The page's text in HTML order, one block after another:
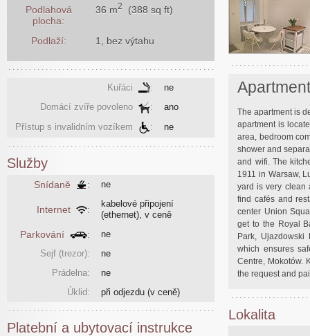
The apartment is
apartment is
area, bedroom
shower and
and wifi. The
1911 in Warsaw,
yard is very clean
find cafés and
center Union
get to the Royal
Park, Ujazdowski
which ensures
Centre, Mokotów.
the request and
Lokalita
Podlahová
plocha:
36 m2 (388 sq ft)
Podlaží: 1, bez výtahu
Kuřáci :
ne
Domácí zvíře povoleno
:
ano
Přístup s invalidním vozíkem
: ne
Služby
Snídaně : ne
Internet :
kabelové připojení
(ethernet), v ceně
Parkování :
ne
Sejf (trezor):
ne
Prádelna:
ne
Úklid:
při odjezdu (v ceně)
Platební a ubytovací instrukce